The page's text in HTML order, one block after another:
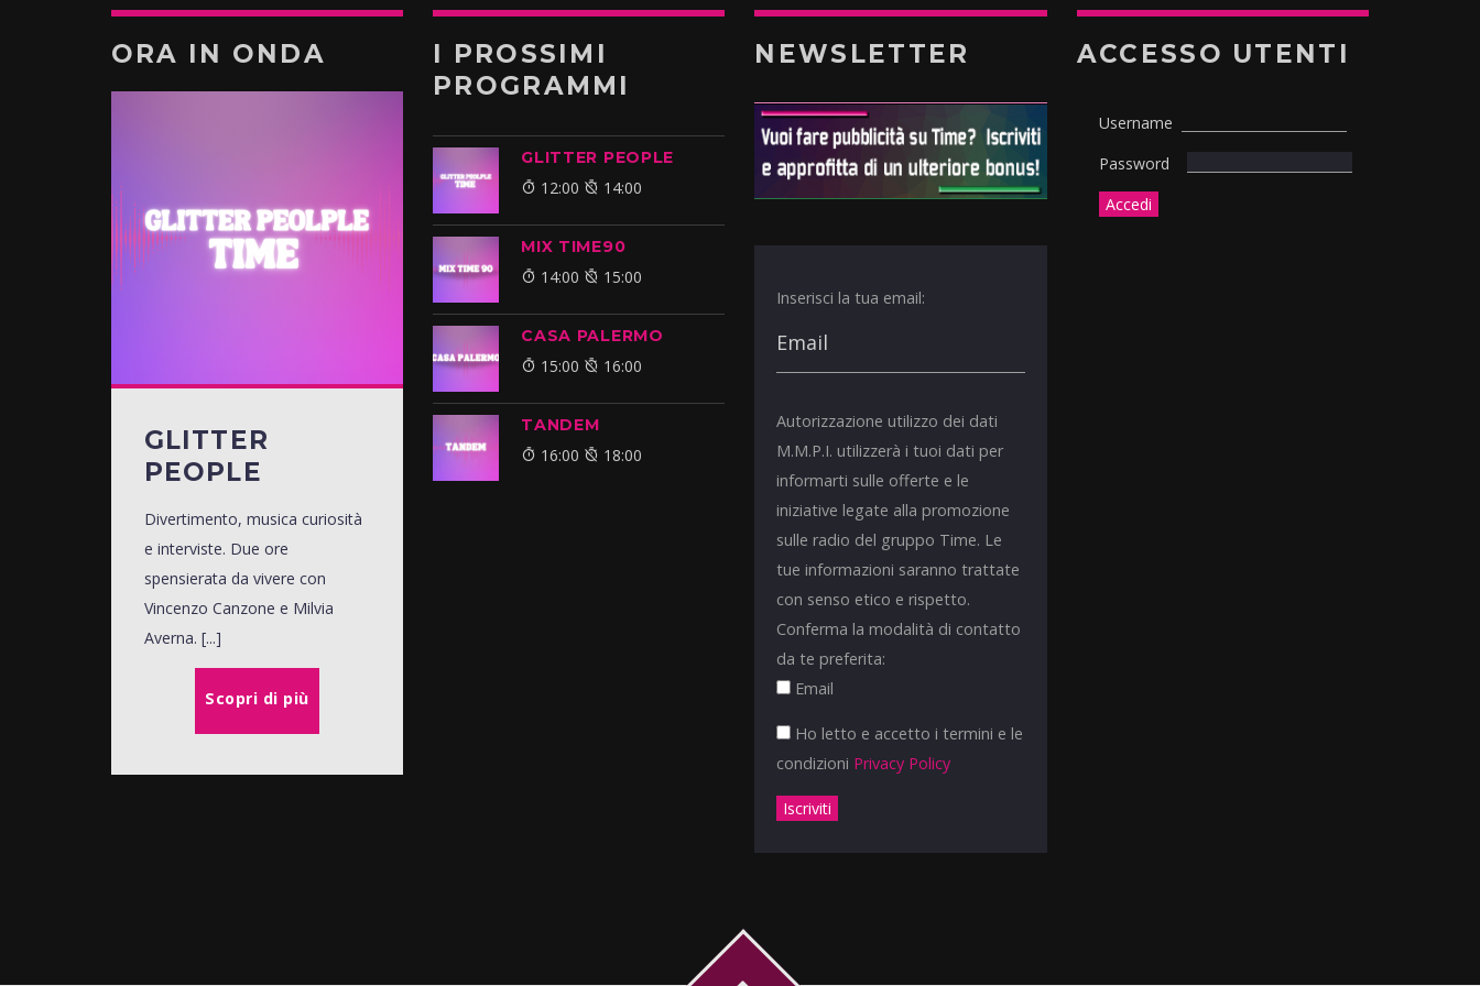
ORA IN ONDA
GLITTER
PEOPLE
Divertimento, musica curiosità
e interviste. Due ore
spensierata da vivere con
Vincenzo Canzone e Milvia
Averna. [...]
Scopri di più
I PROSSIMI
PROGRAMMI
GLITTER PEOPLE
12:00 14:00
MIX TIME90
14:00 15:00
CASA PALERMO
15:00 16:00
TANDEM
16:00 18:00
NEWSLETTER
Inserisci la tua email:
Autorizzazione utilizzo dei dati
M.M.P.I. utilizzerà i tuoi dati per
informarti sulle offerte e le
iniziative legate alla promozione
sulle radio del gruppo Time. Le
tue informazioni saranno trattate
con senso etico e rispetto.
Conferma la modalità di contatto
da te preferita:
Email
Ho letto e accetto i termini e le
condizioni Privacy Policy
ACCESSO UTENTI
Username
Password